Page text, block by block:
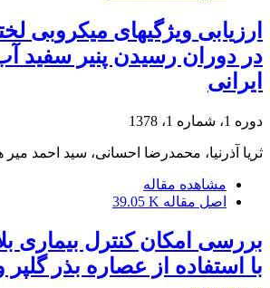
ارزیابی ویژگیهای میکروبی
در دوران رسیدن پنیر سفید
ایرانی
دوره 1، شماره 1، 1378
ثریا آذرنیا، محمدرضا احسانی، سید احمد میر
مشاهده مقاله
اصل مقاله 39.05 K
بررسی امکان کنترل بیماری
با استفاده از عصاره بذر